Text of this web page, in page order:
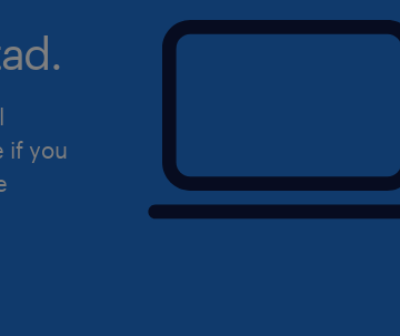
if you